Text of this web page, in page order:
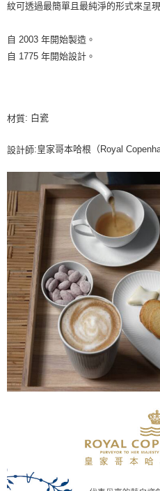
紋可透過最簡單且最純淨的形式來呈
自 2003 年開始製造。
自 1775 年開始設計。
材質: 白瓷
設計師:皇家哥本哈根（Royal